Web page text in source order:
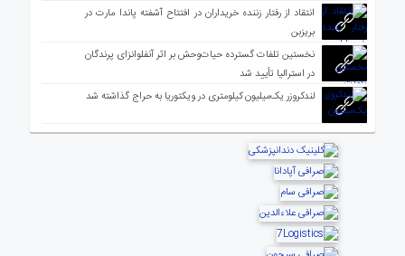
انتقاد از رفتار زننده خریداران در افتتاح آشفته پاندا مارت در
بریزبن
نخستین تلفات گسترده حیات‌وحش بر اثر آنفلوانزای پرندگان
در استرالیا تأیید شد
لندکروزر یک‌میلیون کیلومتری در ویکتوریا به حراج گذاشته شد